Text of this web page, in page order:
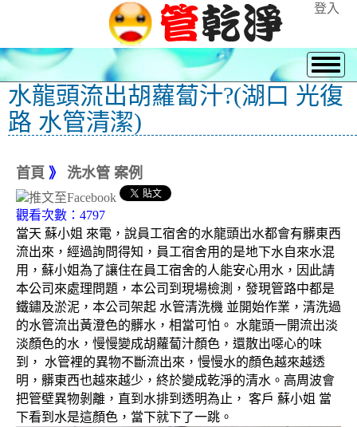
登入
水龍頭流出胡蘿蔔汁?(湖口 光復
路 水管清潔)
首頁 》 洗水管 案例
觀看次數：4797
當天 蘇小姐 來電，說員工宿舍的水龍頭出水都會有髒東西
流出來，經過詢問得知，員工宿舍用的是地下水自來水混
用，蘇小姐為了讓住在員工宿舍的人能安心用水，因此請
本公司來處理問題，本公司到現場檢測，發現管路中都是
鐵鏽及淤泥，本公司架起 水管清洗機 並開始作業，清洗過
的水管流出黃澄色的髒水，相當可怕。 水龍頭一開流出淡
淡顏色的水，慢慢變成胡蘿蔔汁顏色，還散出噁心的味
到， 水管裡的異物不斷流出來，慢慢水的顏色越來越透
明，髒東西也越來越少，終於變成乾淨的清水。高周波會
把管壁異物剝離，直到水排到透明為止， 客戶 蘇小姐 當
下看到水是這顏色，當下就下了一跳。